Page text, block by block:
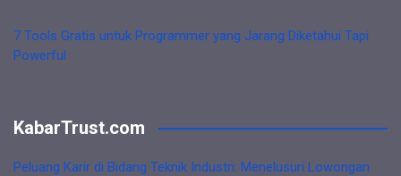
7 Tools Gratis untuk Programmer yang Jarang Diketahui Tapi
Powerful
KabarTrust.com
Peluang Karir di Bidang Teknik Industri: Menelusuri Lowongan